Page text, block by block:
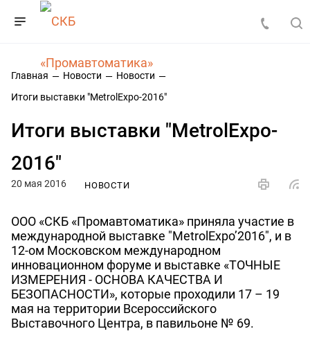
Главная Новости
Новости
Итоги выставки "MetrolExpo-2016"
Итоги выставки "MetrolExpo-
2016"
20 мая 2016 НОВОСТИ
ООО «СКБ «Промавтоматика» приняла участие в
международной выставке "MetrolExpo’2016", и в
12-ом Московском международном
инновационном форуме и выставке «ТОЧНЫЕ
ИЗМЕРЕНИЯ - ОСНОВА КАЧЕСТВА И
БЕЗОПАСНОСТИ», которые проходили 17 – 19
мая на территории Всероссийского
Выставочного Центра, в павильоне № 69.